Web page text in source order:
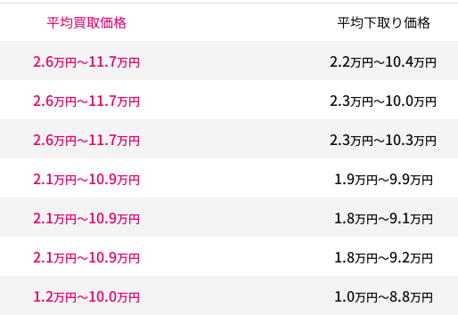
平均買取価格 平均下取り価格
2.6万円〜11.7万円 2.2万円〜10.4万円
2.6万円〜11.7万円 2.3万円〜10.0万円
2.6万円〜11.7万円 2.3万円〜10.3万円
2.1万円〜10.9万円 1.9万円〜9.9万円
2.1万円〜10.9万円 1.8万円〜9.1万円
2.1万円〜10.9万円 1.8万円〜9.2万円
1.2万円〜10.0万円 1.0万円〜8.8万円